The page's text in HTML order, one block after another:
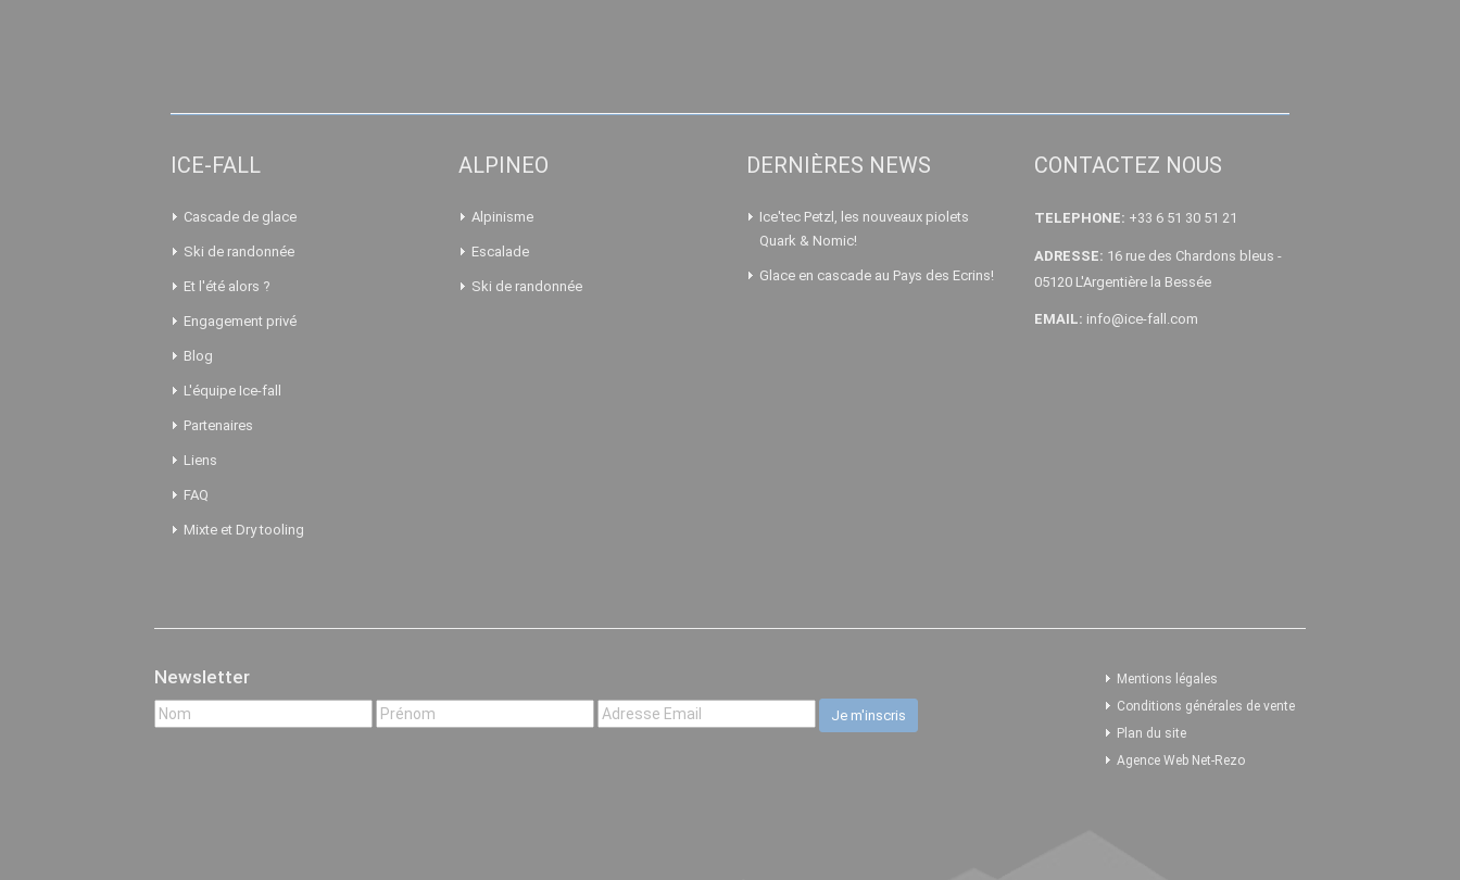
ICE-FALL
Cascade de glace
Ski de randonnée
Et l'été alors ?
Engagement privé
Blog
L'équipe Ice-fall
Partenaires
Liens
FAQ
Mixte et Dry tooling
ALPINEO
Alpinisme
Escalade
Ski de randonnée
DERNIÈRES NEWS
Ice'tec Petzl, les nouveaux piolets
Quark & Nomic!
Glace en cascade au Pays des Ecrins!
CONTACTEZ NOUS
TELEPHONE: +33 6 51 30 51 21
ADRESSE: 16 rue des Chardons bleus -
05120 L'Argentière la Bessée
EMAIL: info@ice-fall.com
Newsletter
Mentions légales
Conditions générales de vente
Plan du site
Agence Web Net-Rezo